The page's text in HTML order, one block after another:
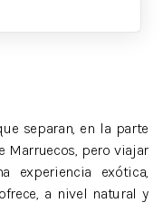
separan, en la parte
Marruecos, pero viajar
experiencia exótica,
a nivel natural y